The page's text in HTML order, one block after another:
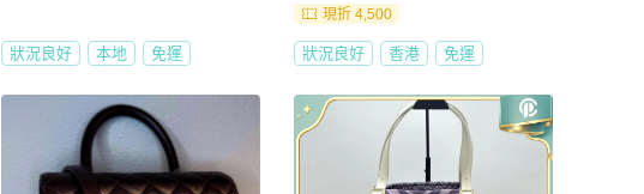
狀況良好 本地 免運
現折 4,500
狀況良好 香港 免運